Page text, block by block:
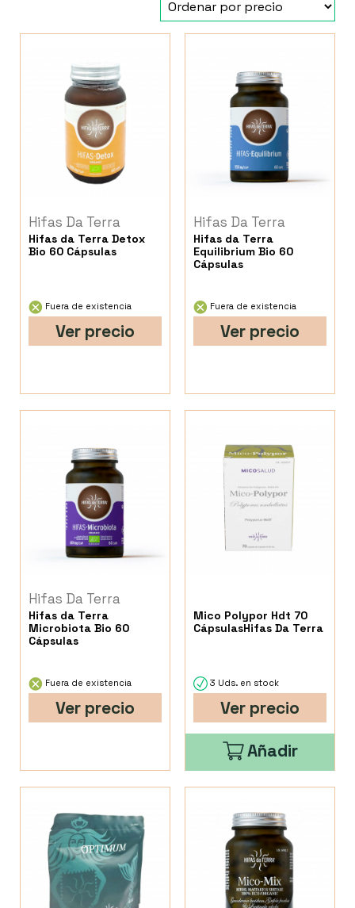
Hifas Da Terra
Hifas da Terra Detox
Bio 60 Cápsulas
Fuera de existencia
Ver precio
Hifas Da Terra
Hifas da Terra
Equilibrium Bio 60
Cápsulas
Fuera de existencia
Ver precio
Hifas Da Terra
Hifas da Terra
Microbiota Bio 60
Cápsulas
Fuera de existencia
Ver precio
Mico Polypor Hdt 70
CápsulasHifas Da Terra
3 Uds. en stock
Ver precio
Añadir